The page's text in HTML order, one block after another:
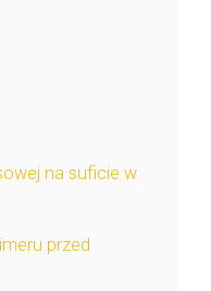
na suficie w
przed